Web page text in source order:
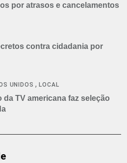
por atrasos e cancelamentos
contra cidadania por
UNIDOS ,LOCAL
TV americana faz seleção